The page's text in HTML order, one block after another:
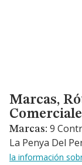
Marcas,
Marcas,
Marcas: 9
La Penya Del
la información